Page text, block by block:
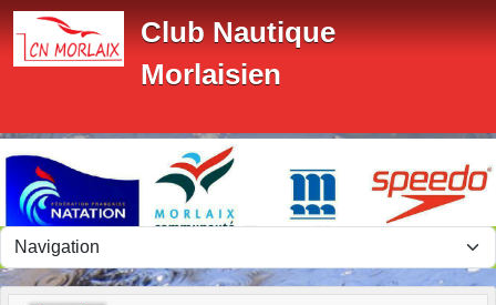
Club Nautique
Morlaisien
Panneau de gestion des cookies